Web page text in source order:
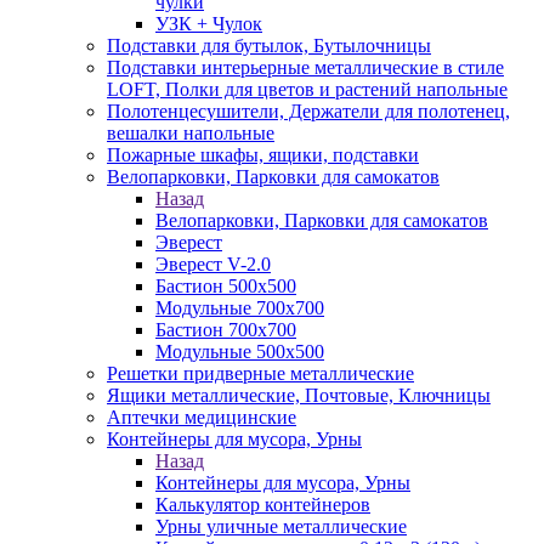
УЗК + Чулок
Подставки для бутылок, Бутылочницы
Подставки интерьерные металлические в стиле
LOFT, Полки для цветов и растений напольные
Полотенцесушители, Держатели для полотенец,
вешалки напольные
Пожарные шкафы, ящики, подставки
Велопарковки, Парковки для самокатов
Назад
Велопарковки, Парковки для самокатов
Эверест
Эверест V-2.0
Бастион 500х500
Модульные 700х700
Бастион 700х700
Модульные 500х500
Решетки придверные металлические
Ящики металлические, Почтовые, Ключницы
Аптечки медицинские
Контейнеры для мусора, Урны
Назад
Контейнеры для мусора, Урны
Калькулятор контейнеров
Урны уличные металлические